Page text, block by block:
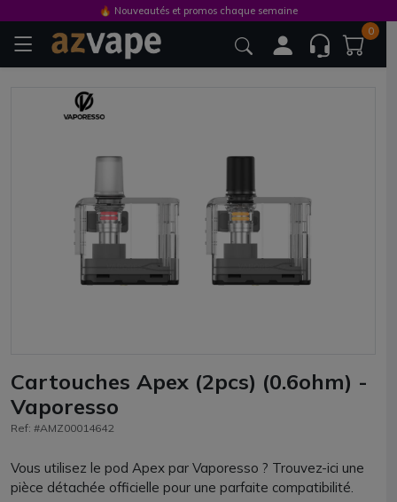
0
Cartouches Apex (2pcs) (0.6ohm) -
Vaporesso
Ref: #AMZ00014642
Vous utilisez le pod Apex par Vaporesso ? Trouvez-ici une
pièce détachée officielle pour une parfaite compatibilité.
🔥 Nouveautés et promos chaque semaine